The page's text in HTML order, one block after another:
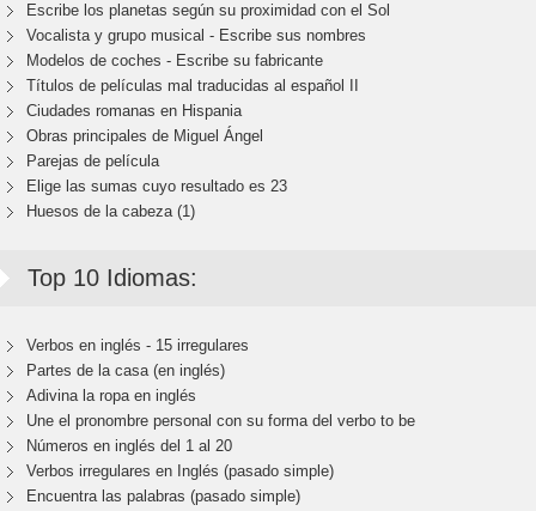
Escribe los planetas según su proximidad con el Sol
Vocalista y grupo musical - Escribe sus nombres
Modelos de coches - Escribe su fabricante
Títulos de películas mal traducidas al español II
Ciudades romanas en Hispania
Obras principales de Miguel Ángel
Parejas de película
Elige las sumas cuyo resultado es 23
Huesos de la cabeza (1)
Top 10 Idiomas:
Verbos en inglés - 15 irregulares
Partes de la casa (en inglés)
Adivina la ropa en inglés
Une el pronombre personal con su forma del verbo to be
Números en inglés del 1 al 20
Verbos irregulares en Inglés (pasado simple)
Encuentra las palabras (pasado simple)